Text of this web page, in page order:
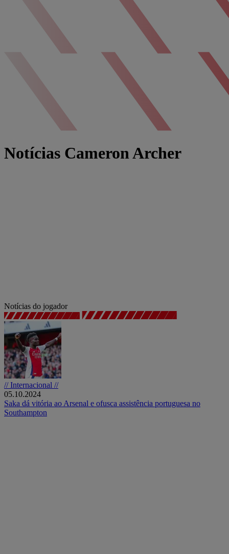
Notícias Cameron Archer
Notícias do jogador
// Internacional //
05.10.2024
Saka dá vitória ao Arsenal e ofusca assistência portuguesa no
Southampton